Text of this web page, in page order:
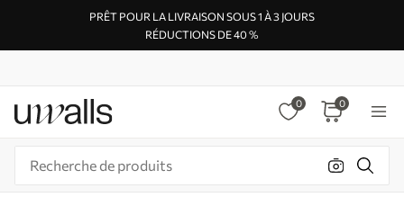
PRÊT POUR LA LIVRAISON SOUS 1 À 3 JOURS
RÉDUCTIONS DE 40 %
0 0